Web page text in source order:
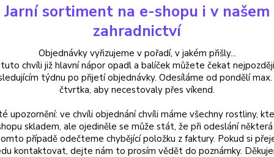
Trvalky Úpolín čínský - Trollius chinensis Golden Queen 3160
čínský - Trollius chinensis
květy
90
Jarní sortiment na e-shopu i v našem
zahradnictví
Objednávky vyřizujeme v pořadí, v jakém přišly...
chvíli již hlavní nápor opadl a balíček můžete čekat
týdnu po přijetí objednávky. Odesíláme od pondělí
čtvrtka, aby necestovaly přes víkend.
upozornění: ve chvíli objednání chvíli máme všechny rostliny,
skladem, ale ojediněle se může stát, že při odeslání některá
případě odečteme chybějící položku z faktury. Pokud si
kontaktovat, dejte nám to prosím vědět do poznámky.